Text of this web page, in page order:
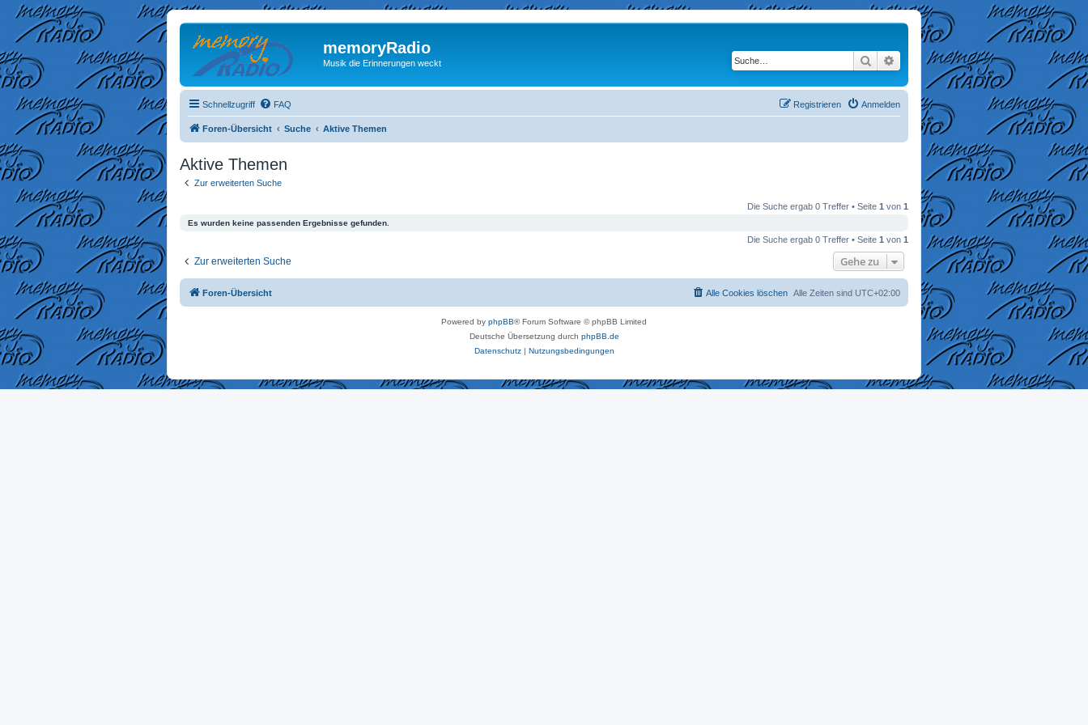
memoryRadio
Musik die Erinnerungen weckt Suche Erweiterte Suche
Schnellzugriff FAQ Anmelden
Registrieren
Foren-Übersicht Suche Aktive Themen
Aktive Themen
Zur erweiterten Suche
Die Suche ergab 0 Treffer • Seite 1 von 1
Es wurden keine passenden Ergebnisse gefunden.
Die Suche ergab 0 Treffer • Seite 1 von 1
Zur erweiterten Suche Gehe zu
Foren-Übersicht Alle Zeiten sind UTC+02:00
Alle Cookies löschen
Powered by phpBB® Forum Software © phpBB Limited
Deutsche Übersetzung durch phpBB.de
Datenschutz| Nutzungsbedingungen